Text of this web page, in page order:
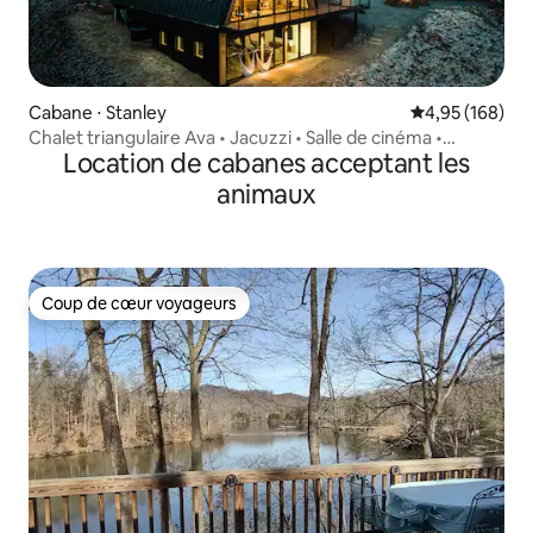
Cabane ⋅ Stanley Évaluation
4,95 (168)
Chalet triangulaire Ava • Jacuzzi • Salle de cinéma •
Escalier caché • Chargeur VE
Location de cabanes acceptant les
animaux
Coup de cœur voyageurs
Coup de cœur voyageurs